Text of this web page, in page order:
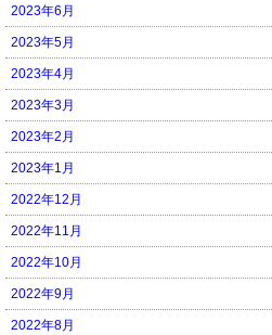
2023年6月
2023年5月
2023年4月
2023年3月
2023年2月
2023年1月
2022年12月
2022年11月
2022年10月
2022年9月
2022年8月